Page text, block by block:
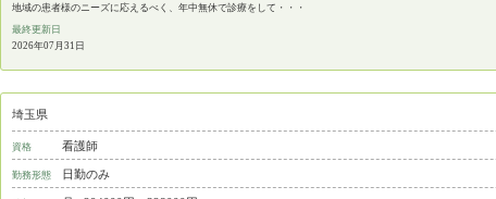
地域の患者様のニーズに応えるべく、年中無休で診療をして・・・
最終更新日
2026年07月31日
埼玉県
資格 看護師
勤務形態 日勤のみ